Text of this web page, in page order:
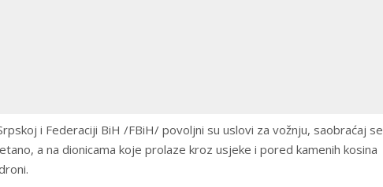
i Federaciji BiH /FBiH/ povoljni su uslovi za vožnju, saobraćaj se
a na dionicama koje prolaze kroz usjeke i pored kamenih kosina